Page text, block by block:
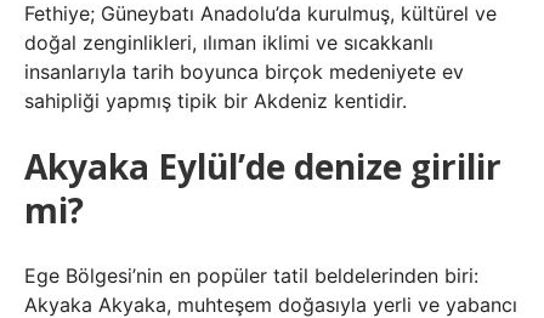
Fethiye; Güneybatı Anadolu’da kurulmuş, kültürel ve
doğal zenginlikleri, ılıman iklimi ve sıcakkanlı
insanlarıyla tarih boyunca birçok medeniyete ev
sahipliği yapmış tipik bir Akdeniz kentidir.
Akyaka Eylül’de denize girilir
mi?
Ege Bölgesi’nin en popüler tatil beldelerinden biri:
Akyaka Akyaka, muhteşem doğasıyla yerli ve yabancı